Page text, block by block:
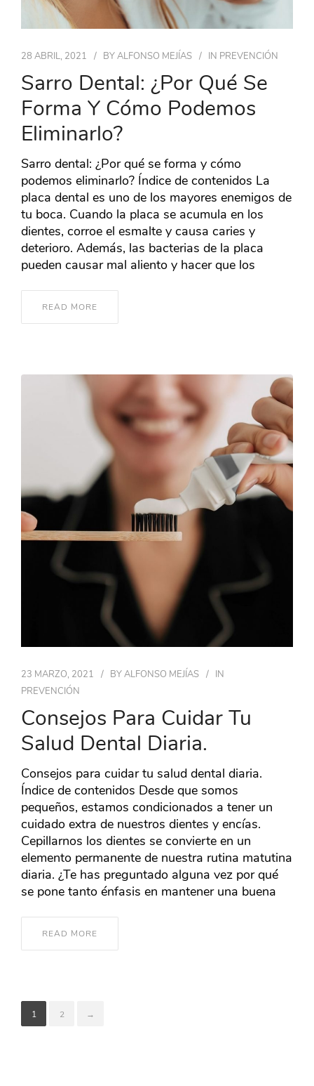
28 ABRIL, 2021 BYALFONSO MEJÍAS IN PREVENCIÓN
Sarro Dental: ¿Por Qué Se
Forma Y Cómo Podemos
Eliminarlo?
Sarro dental: ¿Por qué se forma y cómo
podemos eliminarlo? Índice de contenidos La
placa dental es uno de los mayores enemigos de
tu boca. Cuando la placa se acumula en los
dientes, corroe el esmalte y causa caries y
deterioro. Además, las bacterias de la placa
pueden causar mal aliento y hacer que los
READ MORE
23 MARZO, 2021 BYALFONSO MEJÍAS
IN
PREVENCIÓN
Consejos Para Cuidar Tu
Salud Dental Diaria.
Consejos para cuidar tu salud dental diaria.
Índice de contenidos Desde que somos
pequeños, estamos condicionados a tener un
cuidado extra de nuestros dientes y encías.
Cepillarnos los dientes se convierte en un
elemento permanente de nuestra rutina matutina
diaria. ¿Te has preguntado alguna vez por qué
se pone tanto énfasis en mantener una buena
READ MORE
1 2 →